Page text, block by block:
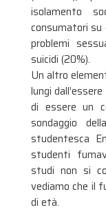
isolamento
consumatori
problemi
suicidi (20%).
Un altro
lungi
di essere un
sondaggio
studentesca
studenti
studi non si
vediamo che il
di età.